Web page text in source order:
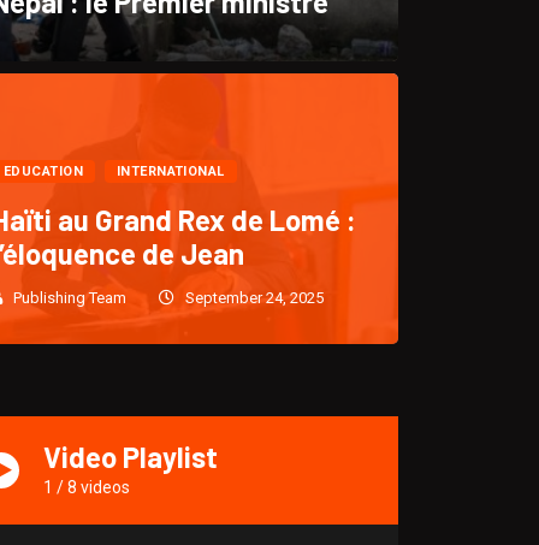
CULTURE
“KLASS : Un retour
après cinq (5)
Publishing Team
EDUCATION INTERNATIONAL
au Grand Rex de Lomé :
de Jean
Publishing Team September 24, 2025
Video Playlist
1 /8 videos